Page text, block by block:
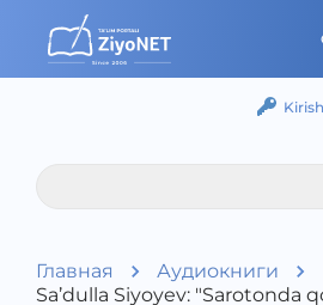
Kirish
Главная
Аудиокниги
Sa’dulla Siyoyev: "Sarotonda